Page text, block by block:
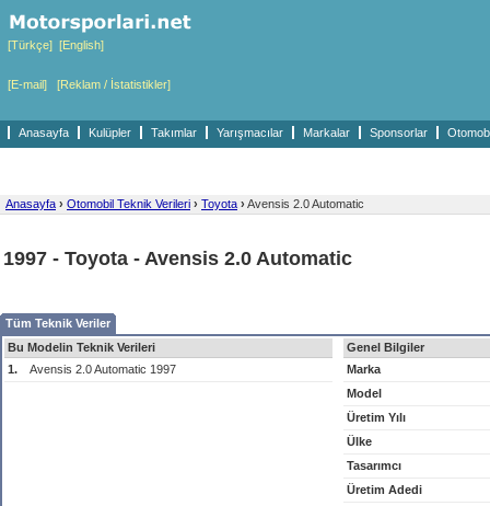
[Türkçe] [English]
[E-mail] [Reklam / İstatistikler]
Anasayfa Kulüpler Takımlar Yarışmacılar Markalar Sponsorlar
Anasayfa › Otomobil Teknik Verileri › Toyota › Avensis 2.0 Automatic
1997 - Toyota - Avensis 2.0 Automatic
Tüm Teknik Veriler
Bu Modelin Teknik Verileri
1.
Avensis 2.0 Automatic 1997
Genel Bilgiler
Marka
Model
Üretim Yılı
Ülke
Tasarımcı
Üretim Adedi